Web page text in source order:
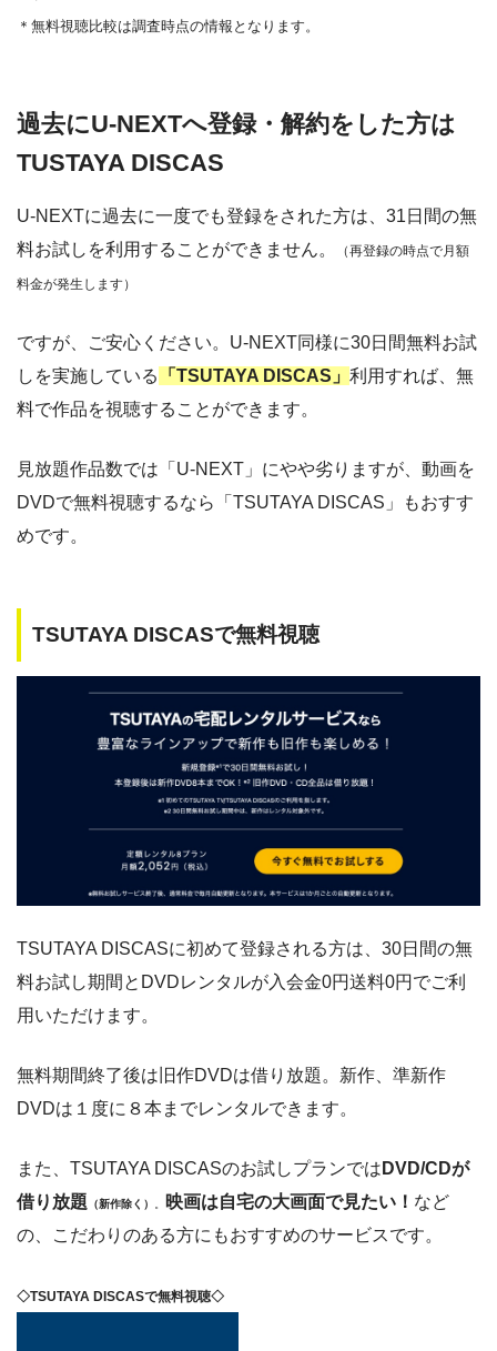
＊無料視聴比較は調査時点の情報となります。
過去にU-NEXTへ登録・解約をした方は
TUSTAYA DISCAS
U-NEXTに過去に一度でも登録をされた方は、31日間の無
料お試しを利用することができません。
（再登録の時点で月額
料金が発生します）
ですが、ご安心ください。U-NEXT同様に30日間無料お試
しを実施している
「TSUTAYA DISCAS」 利用すれば、無
料で作品を視聴することができます。
見放題作品数では「U-NEXT」にやや劣りますが、動画を
DVDで無料視聴するなら「TSUTAYA DISCAS」もおすす
めです。
TSUTAYA DISCASで無料視聴
TSUTAYA DISCASに初めて登録される方は、30日間の無
料お試し期間とDVDレンタルが入会金0円送料0円でご利
用いただけます。
無料期間終了後は旧作DVDは借り放題。新作、準新作
DVDは１度に８本までレンタルできます。
また、TSUTAYA DISCASのお試しプランでは DVD/CDが
借り放題 （新作除く） 映画は自宅の大画面で見たい！ など
の、こだわりのある方にもおすすめのサービスです。
◇TSUTAYA DISCASで無料視聴◇